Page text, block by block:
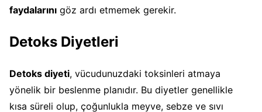
faydalarını göz ardı etmemek gerekir.
Detoks Diyetleri
Detoks diyeti, vücudunuzdaki toksinleri atmaya
yönelik bir beslenme planıdır. Bu diyetler genellikle
kısa süreli olup, çoğunlukla meyve, sebze ve sıvı